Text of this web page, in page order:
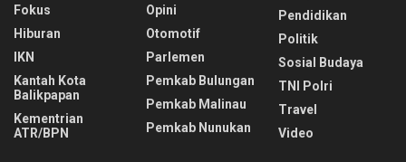
Fokus
Hiburan
IKN
Kantah Kota
Balikpapan
Kementrian
ATR/BPN
Opini
Otomotif
Parlemen
Pemkab Bulungan
Pemkab Malinau
Pemkab Nunukan
Pendidikan
Politik
Sosial Budaya
TNI Polri
Travel
Video